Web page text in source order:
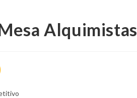
Alquimistas